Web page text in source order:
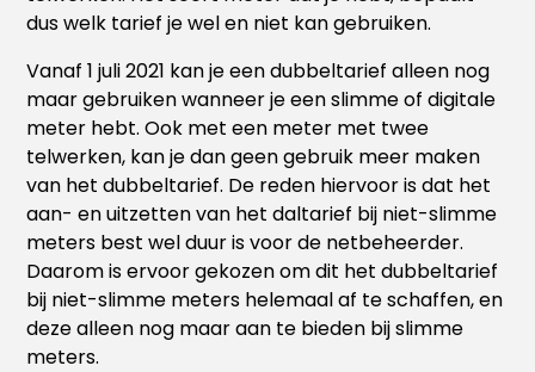
dus welk tarief je wel en niet kan gebruiken.
Vanaf 1 juli 2021 kan je een dubbeltarief alleen nog
maar gebruiken wanneer je een slimme of digitale
meter hebt. Ook met een meter met twee
telwerken, kan je dan geen gebruik meer maken
van het dubbeltarief. De reden hiervoor is dat het
aan- en uitzetten van het daltarief bij niet-slimme
meters best wel duur is voor de netbeheerder.
Daarom is ervoor gekozen om dit het dubbeltarief
bij niet-slimme meters helemaal af te schaffen, en
deze alleen nog maar aan te bieden bij slimme
meters.